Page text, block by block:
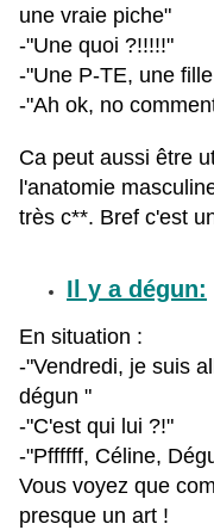
une vraie piche"
-"Une quoi ?!!!!!"
-"Une P-TE, une
-"Ah ok, no
Ca peut aussi être
l'anatomie
très c**. Bref c'est
Il y a dégun:
En situation :
-"Vendredi, je suis
dégun "
-"C'est qui lui ?!"
-"Pffffff, Céline,
Vous voyez que
presque un art !